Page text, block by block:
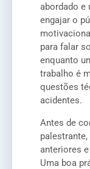
abordado e
engajar o
para falar
enquanto
trabalho é
questões
acidentes.
Antes de
anteriores
Uma boa